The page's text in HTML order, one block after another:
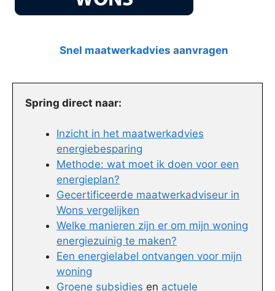
Snel maatwerkadvies aanvragen
Spring direct naar:
Inzicht in het maatwerkadvies
energiebesparing
Methode: wat moet ik doen voor een
energieplan?
Gecertificeerde maatwerkadviseur in
Wons vergelijken
Welke manieren zijn er om mijn woning
energiezuinig te maken?
Een energielabel ontvangen voor mijn
woning
Groene subsidies en actuele